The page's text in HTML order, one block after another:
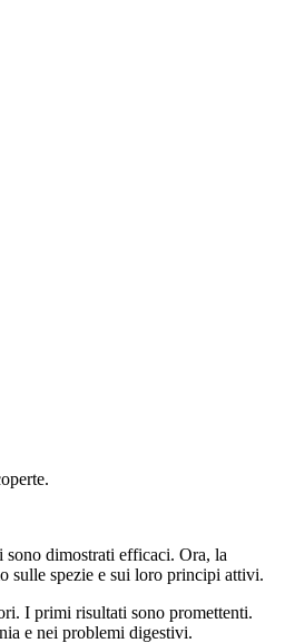
sono dimostrati efficaci. Ora, la
sulle spezie e sui loro principi attivi.
I primi risultati sono promettenti.
e nei problemi digestivi.